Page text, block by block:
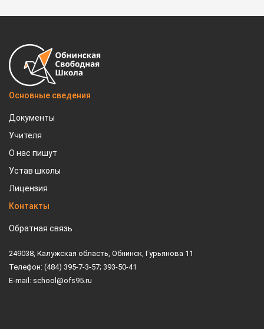
Основные сведения
Документы
Учителя
О нас пишут
Устав школы
Лицензия
Контакты
Обратная связь
249038, Калужская область, Обнинск, Гурьянова 11
Телефон: (484) 395-7-3-57; 393-50-41
E-mail: school@ofs95.ru